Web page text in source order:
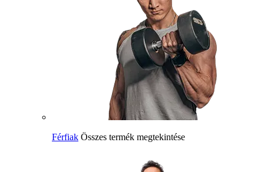
Férfiak Összes termék megtekintése